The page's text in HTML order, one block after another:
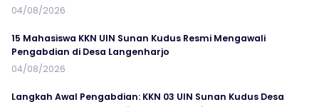
04/08/2026
15 Mahasiswa KKN UIN Sunan Kudus Resmi Mengawali
Pengabdian di Desa Langenharjo
04/08/2026
Langkah Awal Pengabdian: KKN 03 UIN Sunan Kudus Desa